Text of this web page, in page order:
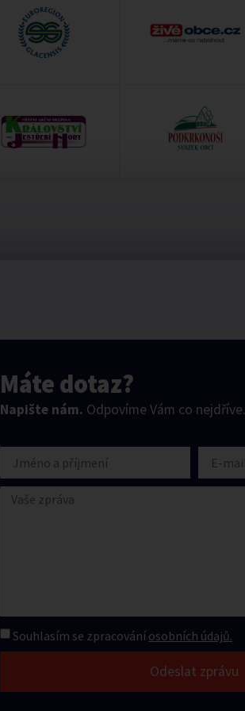
Máte dotaz?
Napište nám. Odpovíme Vám co nejdříve.
Souhlasím se zpracování osobních údajů.
Odeslat zprávu